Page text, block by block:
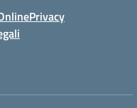
Privacy